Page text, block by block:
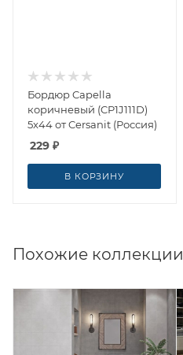
Бордюр Capella
коричневый (CP1J111D)
5x44 от Cersanit (Россия)
229 ₽
В КОРЗИНУ
Похожие коллекции